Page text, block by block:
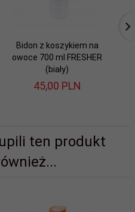
Bidon z koszykiem na
owoce 700 ml FRESHER
(biały)
45,00 PLN
ten produkt